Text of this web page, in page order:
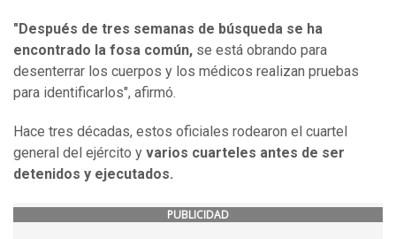
"Después de tres semanas de búsqueda se ha
encontrado la fosa común, se está obrando para
desenterrar los cuerpos y los médicos realizan pruebas
para identificarlos", afirmó.
Hace tres décadas, estos oficiales rodearon el cuartel
general del ejército y varios cuarteles antes de ser
detenidos y ejecutados.
PUBLICIDAD